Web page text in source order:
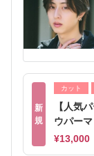
新
規
カット
【人気
ウパー
¥13,000